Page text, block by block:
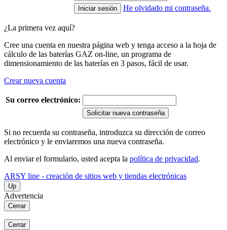
He olvidado mi contraseña.
¿La primera vez aquí?
Cree una cuenta en nuestra página web y tenga acceso a la hoja de
cálculo de las baterías GAZ on-line, un programa de
dimensionamiento de las baterías en 3 pasos, fácil de usar.
Crear nueva cuenta
Su correo electrónico:
Solicitar nueva contraseña
Si no recuerda su contraseña, introduzca su dirección de correo
electrónico y le enviaremos una nueva contraseña.
Al enviar el formulario, usted acepta la política de privacidad.
ARSY line - creación de sitios web y tiendas electrónicas
Up
Advertencia
Cerrar
Cerrar